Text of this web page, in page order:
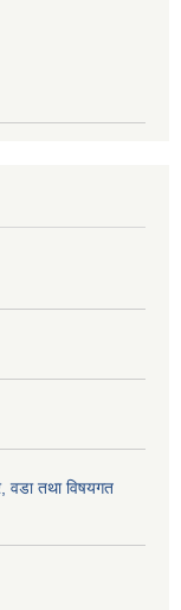
तथा विषयगत